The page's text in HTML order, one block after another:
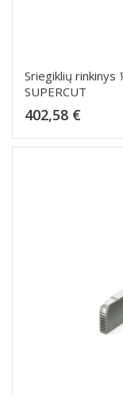
Sriegiklių rinkinys
SUPERCUT
402,58 €